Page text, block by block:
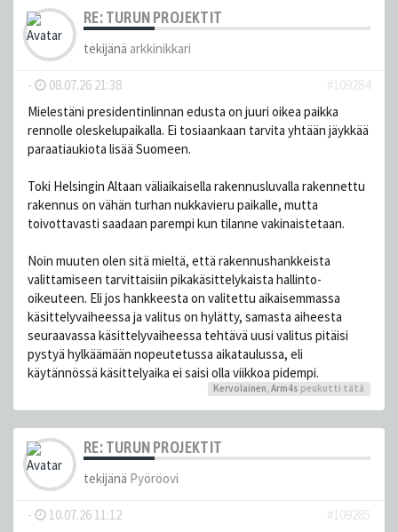
RE: TURUN PROJEKTIT
tekijänä arkkinikkari
- 08.07.26 21:38
#109284
Mielestäni presidentinlinnan edusta on juuri oikea paikka
rennolle oleskelupaikalla. Ei tosiaankaan tarvita yhtään jäykkää
paraatiaukiota lisää Suomeen.
Toki Helsingin Altaan väliaikaisella rakennusluvalla rakennettu
rakennus on vähän turhan nukkavieru paikalle, mutta
toivottavasti saadaan parempi kun tilanne vakinaistetaan.
Noin muuten olen sitä mieltä, että rakennushankkeista
valittamiseen tarvittaisiin pikakäsittelykaista hallinto-
oikeuteen. Eli jos hankkeesta on valitettu aikaisemmassa
käsittelyvaiheessa ja valitus on hylätty, samasta aiheesta
seuraavassa käsittelyvaiheessa tehtävä uusi valitus pitäisi
pystyä hylkäämään nopeutetussa aikataulussa, eli
käytännössä käsittelyaika ei saisi olla viikkoa pidempi.
Kervolainen,Arm4s peukutti tätä
RE: TURUN PROJEKTIT
tekijänä Pyöröovi
- 10.07.26 11:12
#109285